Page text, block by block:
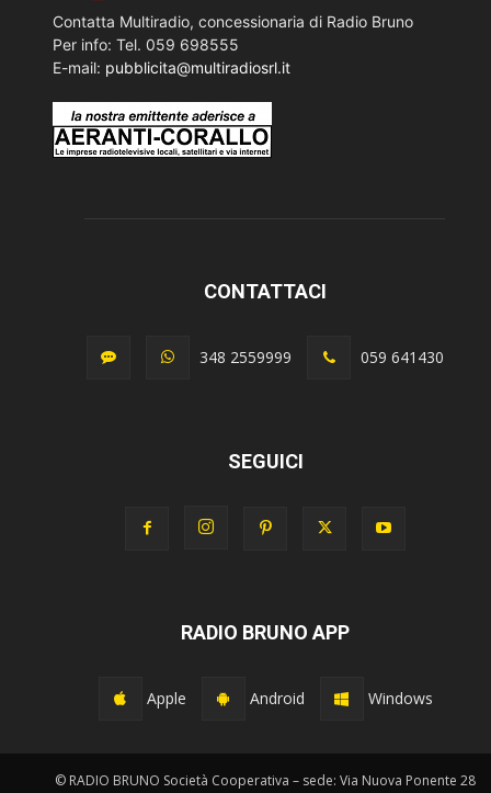
Contatta Multiradio, concessionaria di Radio Bruno
Per info: Tel. 059 698555
E-mail: pubblicita@multiradiosrl.it
CONTATTACI
348 2559999 059 641430
SEGUICI
RADIO BRUNO APP
Apple Android Windows
© RADIO BRUNO Società Cooperativa – sede: Via Nuova Ponente 28